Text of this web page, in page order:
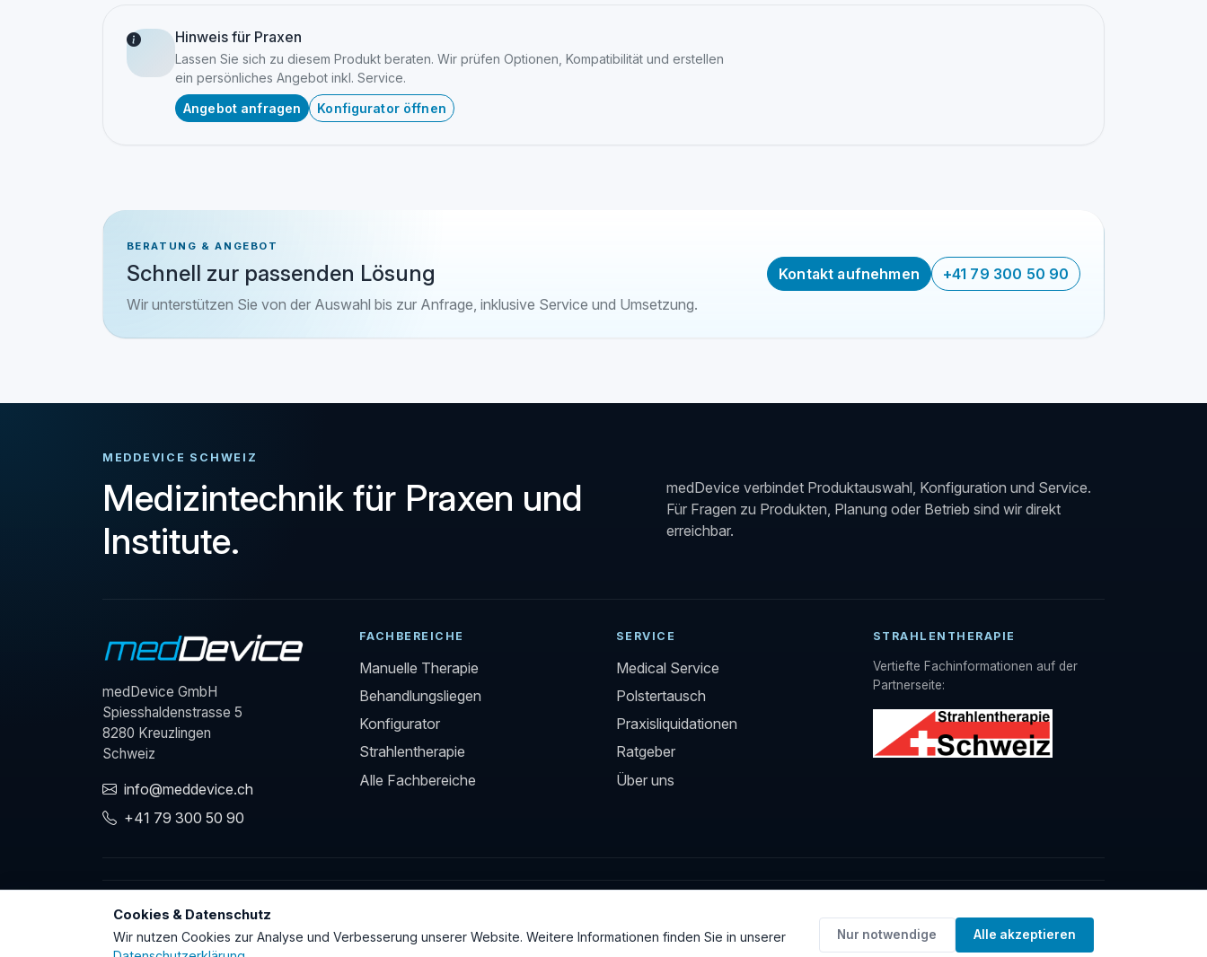
Hinweis für Praxen
Lassen Sie sich zu diesem Produkt beraten. Wir prüfen Optionen, Kompatibilität und erstellen
ein persönliches Angebot inkl. Service.
Angebot anfragen
Konfigurator öffnen
BERATUNG & ANGEBOT
Schnell zur passenden Lösung
Wir unterstützen Sie von der Auswahl bis zur Anfrage, inklusive Service und Umsetzung.
Kontakt aufnehmen +41 79 300 50 90
MEDDEVICE SCHWEIZ
Medizintechnik für Praxen und
Institute.
medDevice verbindet Produktauswahl, Konfiguration und Service.
Für Fragen zu Produkten, Planung oder Betrieb sind wir direkt
erreichbar.
medDevice GmbH
Spiesshaldenstrasse 5
8280 Kreuzlingen
Schweiz
info@meddevice.ch
+41 79 300 50 90
FACHBEREICHE
Manuelle Therapie
Behandlungsliegen
Konfigurator
Strahlentherapie
Alle Fachbereiche
SERVICE
Medical Service
Polstertausch
Praxisliquidationen
Ratgeber
Über uns
STRAHLENTHERAPIE
Vertiefte Fachinformationen auf der
Partnerseite:
REGULATORISCHE KONFORMITÄT
Cookies & Datenschutz
Wir nutzen Cookies zur Analyse und Verbesserung unserer Website. Weitere Informationen finden Sie in unserer
Nur notwendige Alle akzeptieren